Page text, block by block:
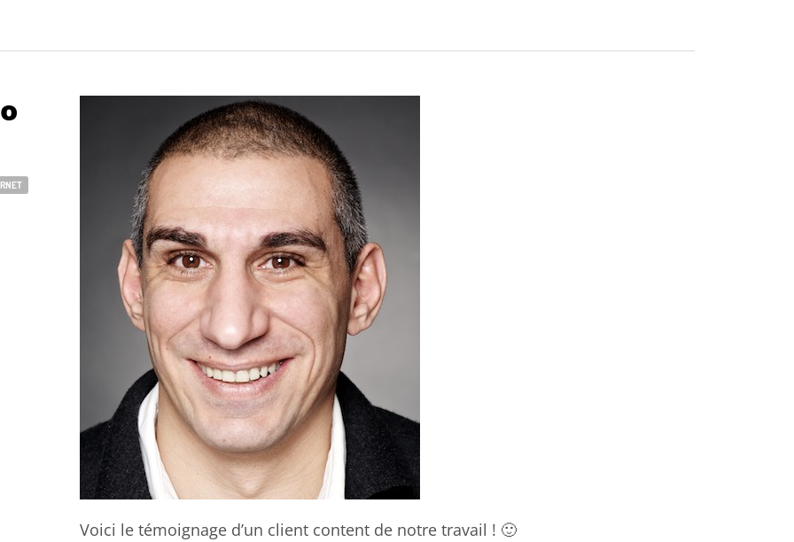
Voici le témoignage d’un client content de notre travail ! 🙂